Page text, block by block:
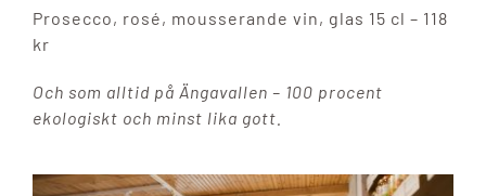
Prosecco, rosé, mousserande vin, glas 15 cl – 118
kr
Och som alltid på Ängavallen – 100 procent
ekologiskt och minst lika gott.